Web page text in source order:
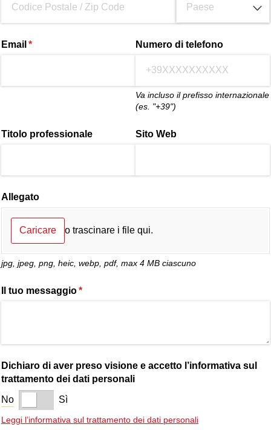
Email *
(richiesto) Numero di telefono
Va incluso il prefisso internazionale
(es. "+39")
Titolo professionale Sito Web
Allegato
Caricare o trascinare i file qui.
jpg, jpeg, png, heic, webp, pdf, max 4 MB ciascuno
Il tuo messaggio*
(richiesto)
Dichiaro di aver preso visione e accetto l’informativa sul
trattamento dei dati personali
No
Sì
Leggi l’informativa sul trattamento dei dati personali